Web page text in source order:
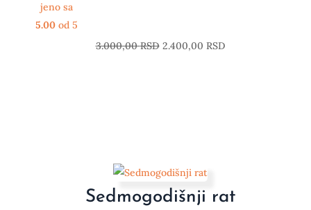
jeno sa
5.00 od 5
3.000,00RSD 2.400,00 RSD
Sedmogodišnji rat